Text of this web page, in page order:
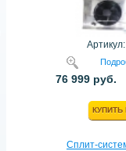
Артикул:
76 999 руб.
КУПИТЬ
Сплит-